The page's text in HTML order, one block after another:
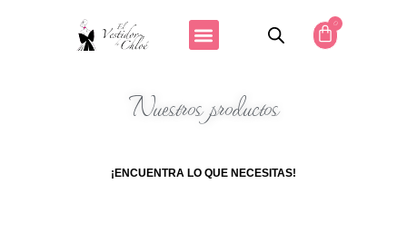
0
Nuestros productos
¡ENCUENTRA LO QUE NECESITAS!